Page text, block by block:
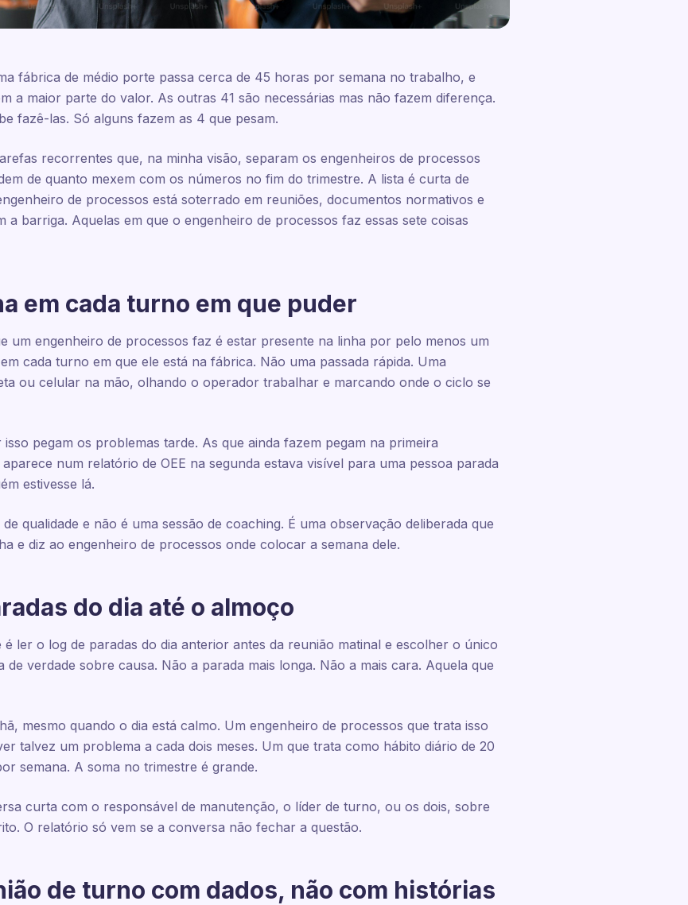
fábrica de médio porte passa cerca de 45 horas por semana no trabalho, e
a maior parte do valor. As outras 41 são necessárias mas não fazem diferença.
fazê-las. Só alguns fazem as 4 que pesam.
recorrentes que, na minha visão, separam os engenheiros de processos
de quanto mexem com os números no fim do trimestre. A lista é curta de
de processos está soterrado em reuniões, documentos normativos e
barriga. Aquelas em que o engenheiro de processos faz essas sete coisas
em cada turno em que puder
um engenheiro de processos faz é estar presente na linha por pelo menos um
cada turno em que ele está na fábrica. Não uma passada rápida. Uma
ou celular na mão, olhando o operador trabalhar e marcando onde o ciclo se
pegam os problemas tarde. As que ainda fazem pegam na primeira
num relatório de OEE na segunda estava visível para uma pessoa parada
estivesse lá.
qualidade e não é uma sessão de coaching. É uma observação deliberada que
e diz ao engenheiro de processos onde colocar a semana dele.
do dia até o almoço
ler o log de paradas do dia anterior antes da reunião matinal e escolher o único
verdade sobre causa. Não a parada mais longa. Não a mais cara. Aquela que
mesmo quando o dia está calmo. Um engenheiro de processos que trata isso
talvez um problema a cada dois meses. Um que trata como hábito diário de 20
semana. A soma no trimestre é grande.
curta com o responsável de manutenção, o líder de turno, ou os dois, sobre
O relatório só vem se a conversa não fechar a questão.
de turno com dados, não com histórias